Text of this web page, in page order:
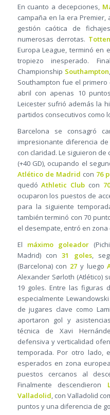
En cuanto a decepciones,
campaña en la era
gestión caótica de
numerosas derrotas.
Europa League, terminó en
tropiezo inesperado.
Championship Southampton
Southampton fue el
abril con apenas 10
Leicester sufrió además la
partidos consecutivos como
Barcelona se consagró
impresionante diferencia
con claridad. Le siguieron de
(+40 GD), ocupando el
Atlético de Madrid con 76
quedóAthletic Club con
ocuparon los puestos de
para la siguiente
también terminó con 70
el desempate, entró en zona
El máximo goleador
Madrid) con31 goles,
(Barcelona) con 27 y luego
Alexander Sørloth (Atlético)
19 goles. Entre las figuras
especialmente
de jugares clave como
aportaron gol y
técnica de Xavi
defensiva y verticalidad
temporada. Por otro lado,
esperados en zona
puestos cercanos al
Finalmente descendieron
Valladolid , con Valladolid
puntos y una diferencia de